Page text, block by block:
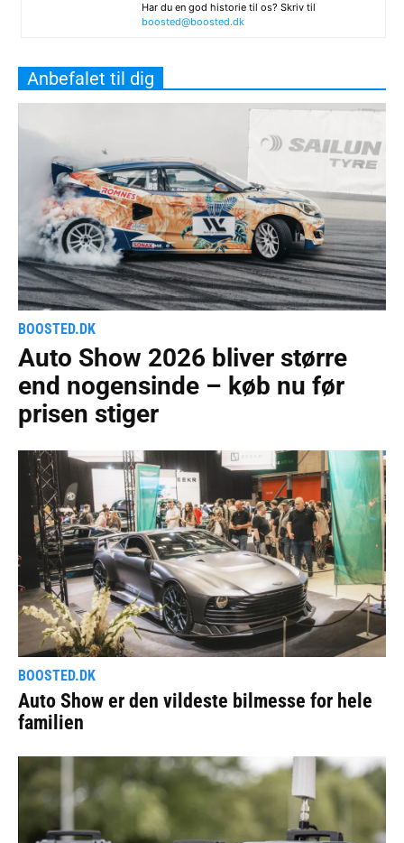
Har du en god historie til os? Skriv til
boosted@boosted.dk